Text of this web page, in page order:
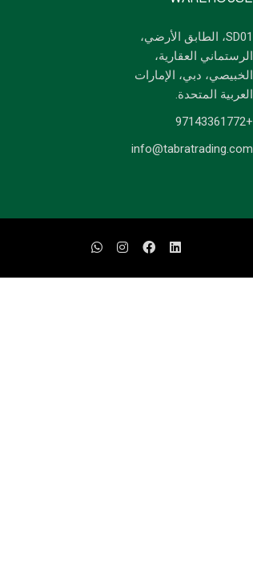
SD01، الطابق الأرضي،
الرستماني العقارية،
الخبيصي، دبي، الإمارات
العربية المتحدة.
+97143361772
info@tabratrading.com